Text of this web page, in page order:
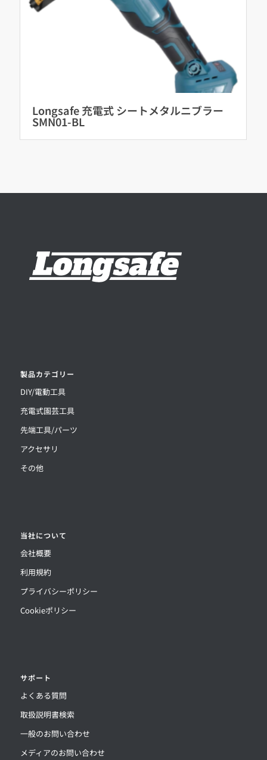
Longsafe 充電式 シートメタルニブラー
SMN01-BL
製品カテゴリー
DIY/電動工具
充電式園芸工具
先端工具/パーツ
アクセサリ
その他
当社について
会社概要
利用規約
プライバシーポリシー
Cookieポリシー
サポート
よくある質問
取扱説明書検索
一般のお問い合わせ
メディアのお問い合わせ